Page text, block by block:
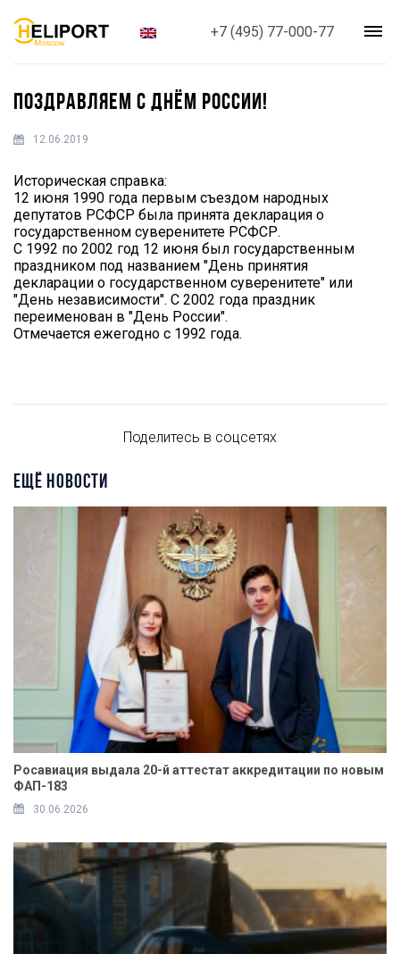
+7 (495) 77-000-77
ПОЗДРАВЛЯЕМ С ДНЁМ РОССИИ!
12.06.2019
Историческая справка:
12 июня 1990 года первым съездом народных
депутатов РСФСР была принята декларация о
государственном суверенитете РСФСР.
С 1992 по 2002 год 12 июня был государственным
праздником под названием "День принятия
декларации о государственном суверенитете" или
"День независимости". С 2002 года праздник
переименован в "День России".
Отмечается ежегодно с 1992 года.
Поделитесь в соцсетях
ЕЩЁ НОВОСТИ
Росавиация выдала 20-й аттестат аккредитации по новым
ФАП-183
30.06.2026